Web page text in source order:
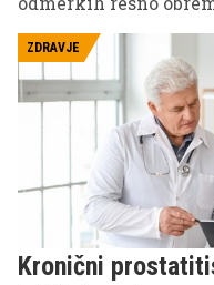
Izpostavljamo šest
na katere morate biti
zdravstvene težave.
ZDRAVJE
Kronični